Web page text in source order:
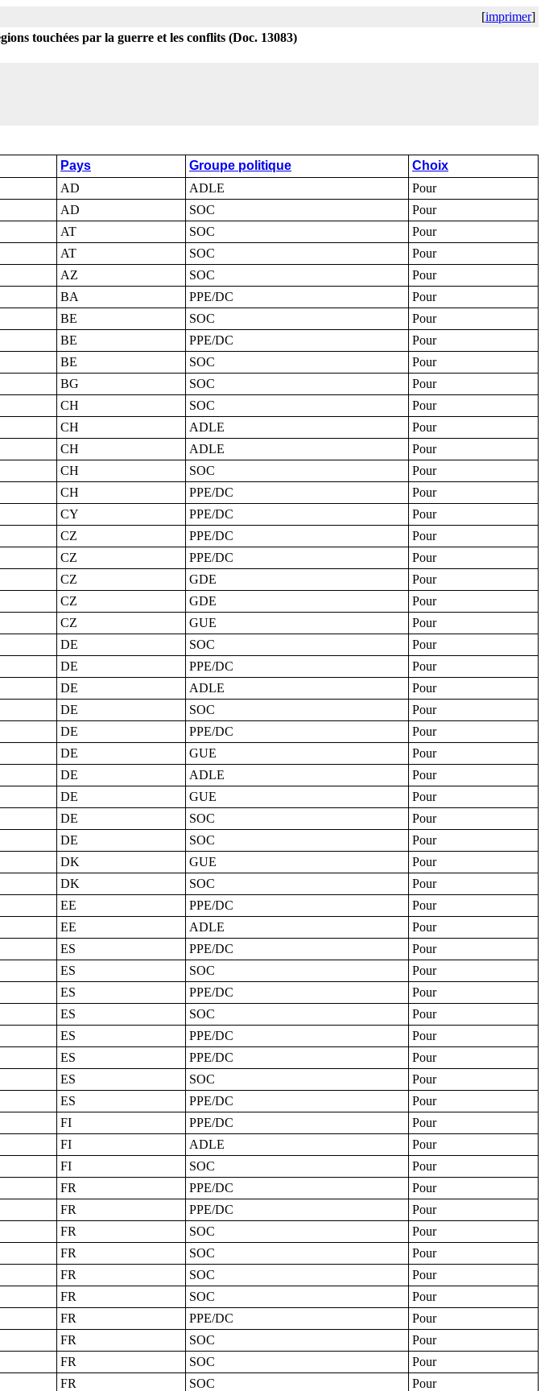
[imprimer]
touchées par la guerre et les conflits (Doc. 13083)
Pays Groupe politique
Choix
AD ADLE
Pour
AD SOC
Pour
AT SOC
Pour
AT SOC
Pour
AZ SOC
Pour
BA PPE/DC
Pour
BE SOC
Pour
BE PPE/DC
Pour
BE SOC
Pour
BG SOC
Pour
CH SOC
Pour
CH ADLE
Pour
CH ADLE
Pour
CH SOC
Pour
CH PPE/DC
Pour
CY PPE/DC
Pour
CZ PPE/DC
Pour
CZ PPE/DC
Pour
CZ GDE
Pour
CZ GDE
Pour
CZ GUE
Pour
DE SOC
Pour
DE PPE/DC
Pour
DE ADLE
Pour
DE SOC
Pour
DE PPE/DC
Pour
DE GUE
Pour
DE ADLE
Pour
DE GUE
Pour
DE SOC
Pour
DE SOC
Pour
DK GUE
Pour
DK SOC
Pour
EE PPE/DC
Pour
EE ADLE
Pour
ES PPE/DC
Pour
ES SOC
Pour
ES PPE/DC
Pour
ES SOC
Pour
ES PPE/DC
Pour
ES PPE/DC
Pour
ES SOC
Pour
ES PPE/DC
Pour
FI PPE/DC
Pour
FI ADLE
Pour
FI SOC
Pour
FR PPE/DC
Pour
FR PPE/DC
Pour
FR SOC
Pour
FR SOC
Pour
FR SOC
Pour
FR SOC
Pour
FR PPE/DC
Pour
FR SOC
Pour
FR SOC
Pour
FR SOC
Pour